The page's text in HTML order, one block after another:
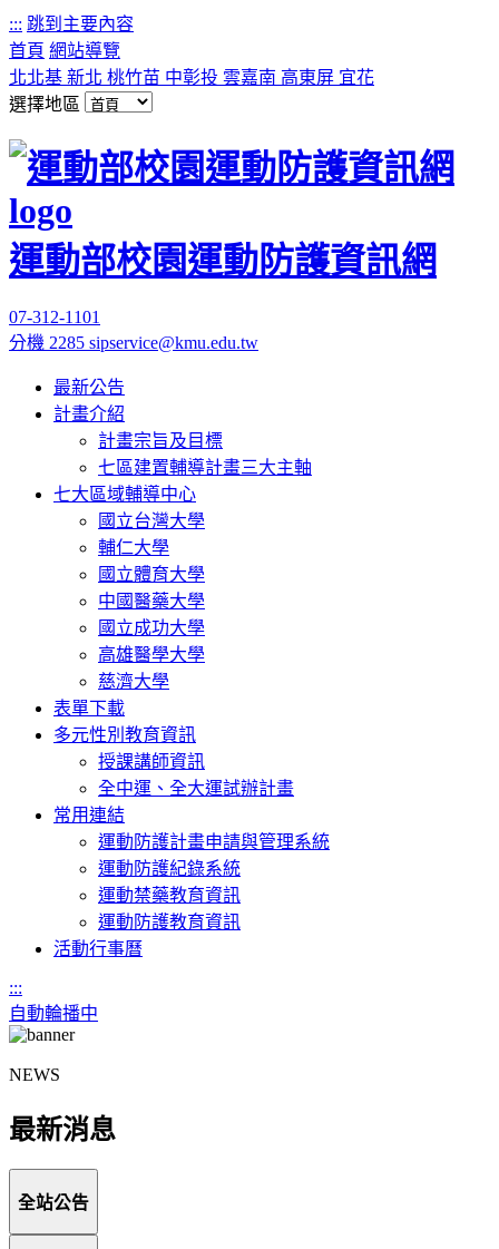
::: 跳到主要內容
首頁 網站導覽
北北基 新北 桃竹苗 中彰投 雲嘉南 高東屏 宜花
選擇地區
運動部校園運動防護資訊網
07-312-1101
分機 2285 sipservice@kmu.edu.tw
最新公告
計畫介紹
計畫宗旨及目標
七區建置輔導計畫三大主軸
七大區域輔導中心
國立台灣大學
輔仁大學
國立體育大學
中國醫藥大學
國立成功大學
高雄醫學大學
慈濟大學
表單下載
多元性別教育資訊
授課講師資訊
全中運、全大運試辦計畫
常用連結
運動防護計畫申請與管理系統
運動防護紀錄系統
運動禁藥教育資訊
運動防護教育資訊
活動行事曆
:::
自動輪播中
NEWS
最新消息
全站公告